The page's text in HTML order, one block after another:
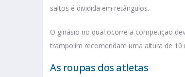
saltos é dividida em retângulos.
O ginásio no qual ocorre a competição
trampolim recomendam uma altura de
As roupas dos atletas